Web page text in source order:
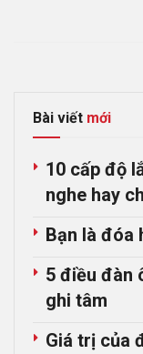
Bài viết mới
10 cấp độ
nghe hay
Bạn là đóa
5 điều đàn
ghi tâm
Giá trị của